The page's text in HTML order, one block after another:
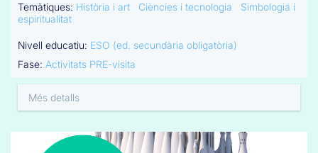
Temàtiques: Història i art Ciències i tecnologia
Simbologia i
espiritualitat
Nivell educatiu: ESO (ed. secundària obligatòria)
Fase: Activitats PRE-visita
Més detalls